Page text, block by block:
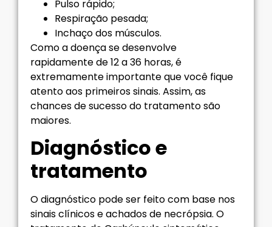
Pulso rápido;
Respiração pesada;
Inchaço dos músculos.
Como a doença se desenvolve
rapidamente de 12 a 36 horas, é
extremamente importante que você fique
atento aos primeiros sinais. Assim, as
chances de sucesso do tratamento são
maiores.
Diagnóstico e
tratamento
O diagnóstico pode ser feito com base nos
sinais clínicos e achados de necrópsia. O